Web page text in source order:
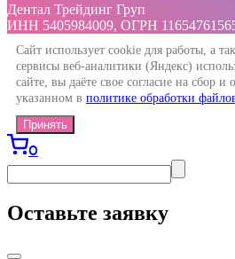
Дентал Трейдинг Груп
ИНН 5405984009, ОГРН
Сайт использует cookie для работы, а
сервисы веб-аналитики (Яндекс)
сайте, вы даёте свое согласие на сбор и
указанном в политике обработки
Принять
0
Оставьте заявку